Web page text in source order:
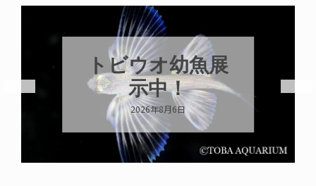
トビウオ幼魚展
示中！
2026年8月6日